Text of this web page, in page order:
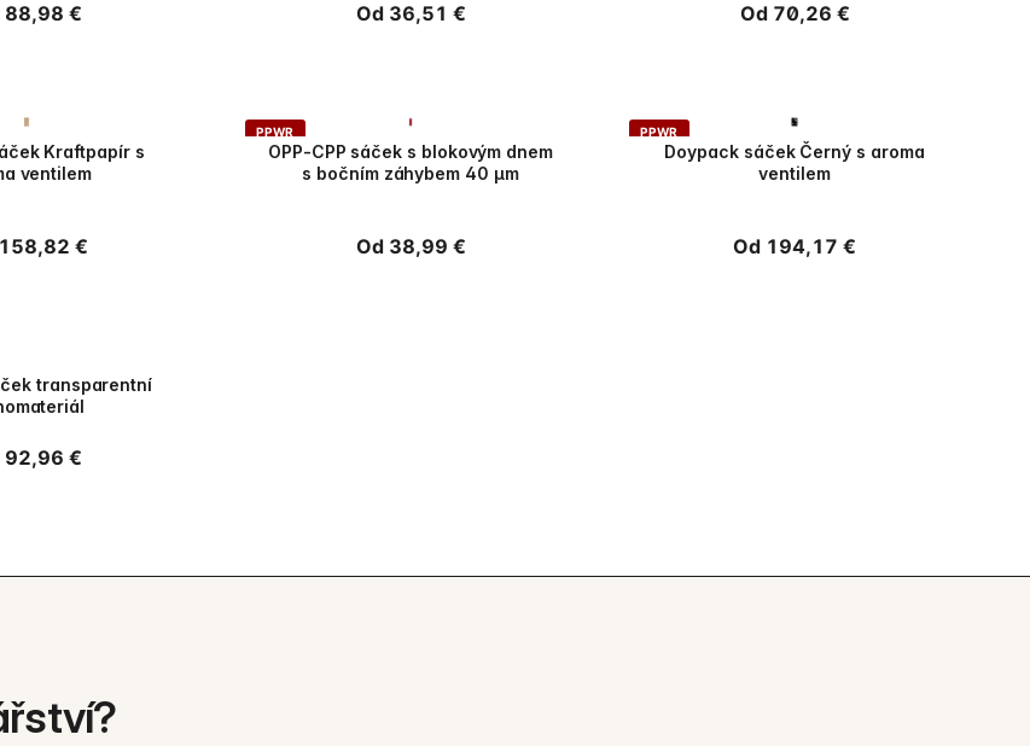
88,98 €
Běžná
Od 36,51 €
Běžná
Od 70,26 €
Kraftpapír s
ventilem
€
PPWR
OPP-CPP sáček s blokovým dnem
s bočním záhybem 40 µm
Běžná
Od 38,99 €
PPWR
Doypack sáček Černý s aroma
ventilem
Běžná
Od 194,17 €
transparentní
92,96 €